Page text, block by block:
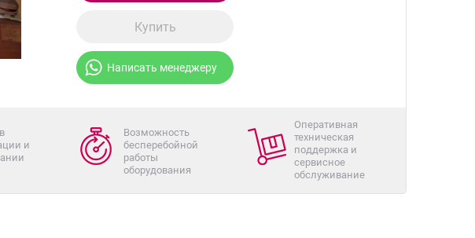
Купить
Написать менеджеру
и
Возможность
бесперебойной
работы
оборудования
Оперативная
техническая
поддержка и
сервисное
обслуживание